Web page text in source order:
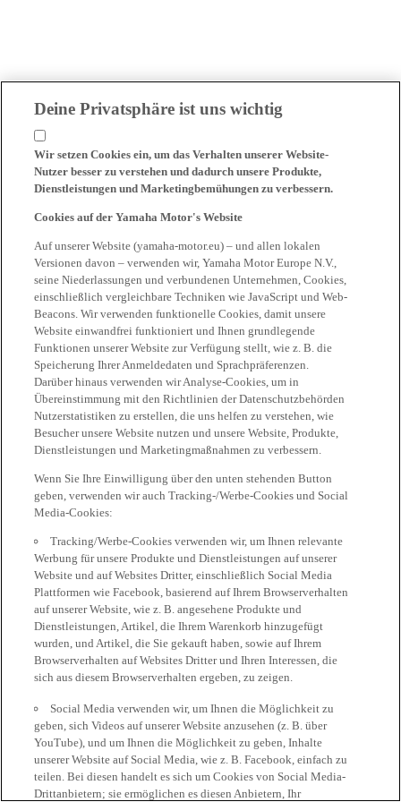
Deine Privatsphäre ist uns wichtig
Wir setzen Cookies ein, um das Verhalten unserer Website-
Nutzer besser zu verstehen und dadurch unsere Produkte,
Dienstleistungen und Marketingbemühungen zu verbessern.
Cookies auf der Yamaha Motor's Website
Auf unserer Website (yamaha-motor.eu) – und allen lokalen
Versionen davon – verwenden wir, Yamaha Motor Europe N.V.,
seine Niederlassungen und verbundenen Unternehmen, Cookies,
einschließlich vergleichbare Techniken wie JavaScript und Web-
Beacons. Wir verwenden funktionelle Cookies, damit unsere
Website einwandfrei funktioniert und Ihnen grundlegende
Funktionen unserer Website zur Verfügung stellt, wie z. B. die
Speicherung Ihrer Anmeldedaten und Sprachpräferenzen.
Darüber hinaus verwenden wir Analyse-Cookies, um in
Übereinstimmung mit den Richtlinien der Datenschutzbehörden
Nutzerstatistiken zu erstellen, die uns helfen zu verstehen, wie
Besucher unsere Website nutzen und unsere Website, Produkte,
Dienstleistungen und Marketingmaßnahmen zu verbessern.
Wenn Sie Ihre Einwilligung über den unten stehenden Button
geben, verwenden wir auch Tracking-/Werbe-Cookies und Social
Media-Cookies:
Tracking/Werbe-Cookies verwenden wir, um Ihnen relevante
Werbung für unsere Produkte und Dienstleistungen auf unserer
Website und auf Websites Dritter, einschließlich Social Media
Plattformen wie Facebook, basierend auf Ihrem Browserverhalten
auf unserer Website, wie z. B. angesehene Produkte und
Dienstleistungen, Artikel, die Ihrem Warenkorb hinzugefügt
wurden, und Artikel, die Sie gekauft haben, sowie auf Ihrem
Browserverhalten auf Websites Dritter und Ihren Interessen, die
sich aus diesem Browserverhalten ergeben, zu zeigen.
Social Media verwenden wir, um Ihnen die Möglichkeit zu
geben, sich Videos auf unserer Website anzusehen (z. B. über
YouTube), und um Ihnen die Möglichkeit zu geben, Inhalte
unserer Website auf Social Media, wie z. B. Facebook, einfach zu
teilen. Bei diesen handelt es sich um Cookies von Social Media-
Drittanbietern; sie ermöglichen es diesen Anbietern, Ihr